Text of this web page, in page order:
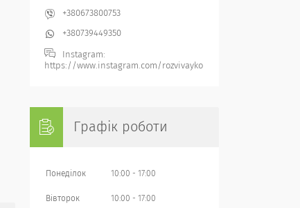
+380673800753
+380739449350
Instagram
https://www.instagram.com/rozvivayko
Графік роботи
Понеділок 10:00 17:00
Вівторок 10:00 17:00